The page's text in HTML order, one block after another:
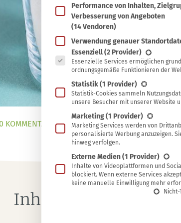
0 KOMMENTARE Sylvia Jahns
Inhaltsverzeichnis
Performance von Inhalten,
Verbesserung von Angeboten
(14 Vendoren)
Verwendung genauer
Es folgt eine Liste der Service-
Essenziell(2 Provider)
Essenzielle Services ermöglichen
ordnungsgemäße Funktionieren der
Statistik(1 Provider)
Statistik-Cookies sammeln
unsere Besucher mit unserer Website
Marketing(1 Provider)
Marketing Services werden von
personalisierte Werbung anzuzeigen.
hinweg verfolgen.
Externe Medien(1 Provider)
Inhalte von Videoplattformen und
blockiert. Wenn externe Services
keine manuelle Einwilligung mehr
Nicht-